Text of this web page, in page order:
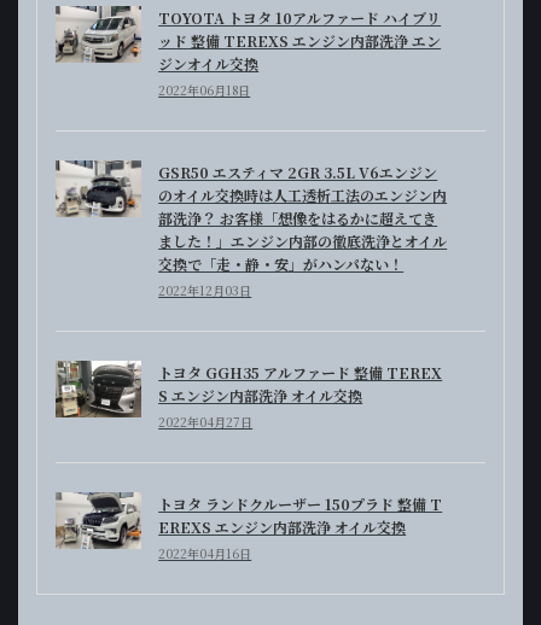
TOYOTA トヨタ 10アルファード ハイブリ
ッド 整備 TEREXS エンジン内部洗浄 エン
ジンオイル交換
2022年06月18日
GSR50 エスティマ 2GR 3.5L V6エンジン
のオイル交換時は人工透析工法のエンジン内
部洗浄？ お客様「想像をはるかに超えてき
ました！」エンジン内部の徹底洗浄とオイル
交換で「走・静・安」がハンパない！
2022年12月03日
トヨタ GGH35 アルファード 整備 TEREX
S エンジン内部洗浄 オイル交換
2022年04月27日
トヨタ ランドクルーザー 150プラド 整備 T
EREXS エンジン内部洗浄 オイル交換
2022年04月16日